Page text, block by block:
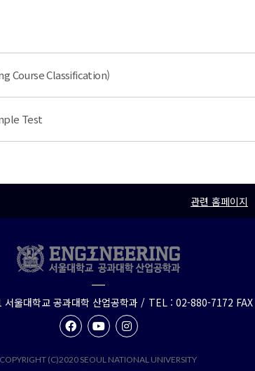
Course Classification)
Test
관련 홈페이지
울대학교 공과대학 산업공학과 / TEL : 02-880-7172
COPYRIGHT (C)2020 SEOUL NATIONAL UNIVERSITY